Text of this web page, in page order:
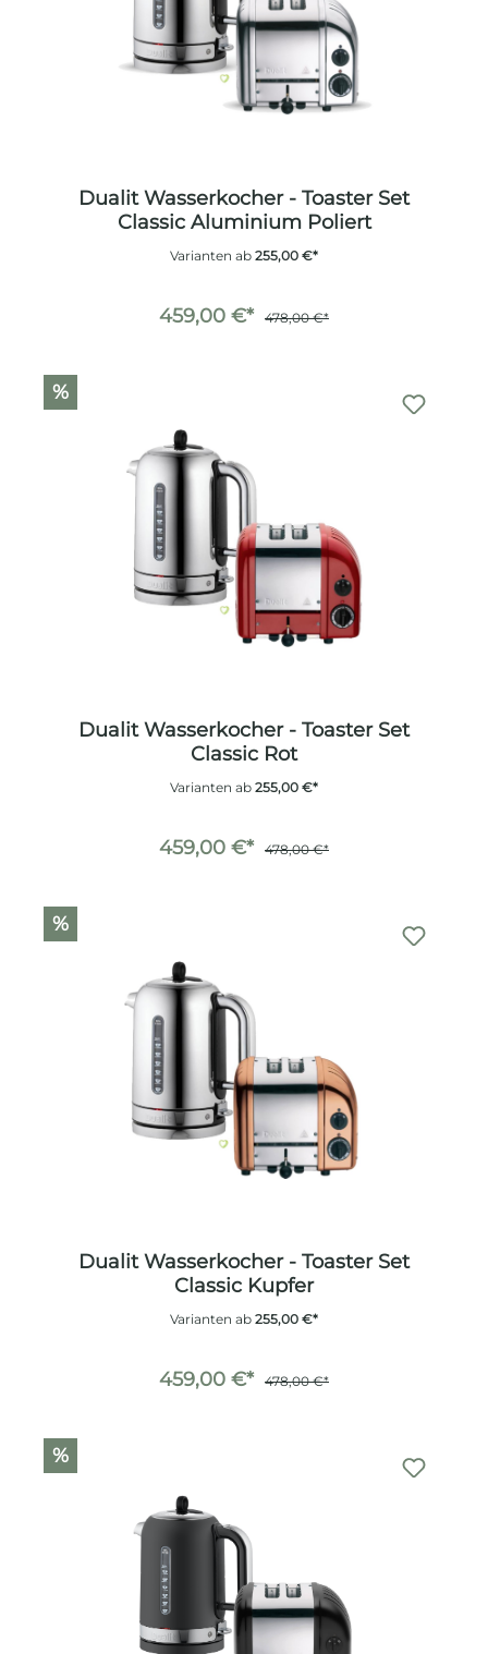
Dualit Wasserkocher - Toaster Set
Classic Aluminium Poliert
Varianten ab 255,00 €*
459,00 €* 478,00 €*
%
Dualit Wasserkocher - Toaster Set
Classic Rot
Varianten ab 255,00 €*
459,00 €* 478,00 €*
%
Dualit Wasserkocher - Toaster Set
Classic Kupfer
Varianten ab 255,00 €*
459,00 €* 478,00 €*
%